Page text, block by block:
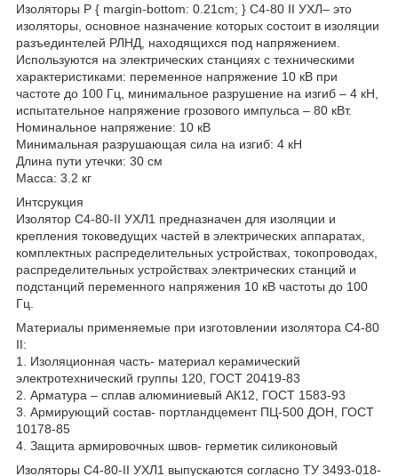
Изоляторы P { margin-bottom: 0.21cm; } С4-80 II УХЛ– это
изоляторы, основное назначение которых состоит в изоляции
разъединтелей РЛНД, находящихся под напряжением.
Используются на электрических станциях с техническими
характеристиками: переменное напряжение 10 кВ при
частоте до 100 Гц, минимальное разрушение на изгиб – 4 кН,
испытательное напряжение грозового импульса – 80 кВт.
Номинальное напряжение: 10 кВ
Минимальная разрушающая сила на изгиб: 4 кН
Длина пути утечки: 30 см
Масса: 3.2 кг
Интсрукция
Изолятор С4-80-II УХЛ1 предназначен для изоляции и
крепления токоведущих частей в электрических аппаратах,
комплектных распределительных устройствах, токопроводах,
распределительных устройствах электрических станций и
подстанций переменного напряжения 10 кВ частоты до 100
Гц.
Материалы применяемые при изготовлении изолятора С4-80
II:
1. Изоляционная часть- материал керамический
электротехнический группы 120, ГОСТ 20419-83
2. Арматура – сплав алюминиевый АК12, ГОСТ 1583-93
3. Армирующий состав- портландцемент ПЦ-500 ДОН, ГОСТ
10178-85
4. Защита армировочных швов- герметик силиконовый
Изоляторы С4-80-II УХЛ1 выпускаются согласно ТУ 3493-018-